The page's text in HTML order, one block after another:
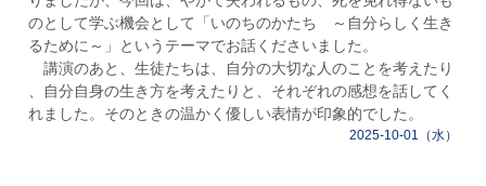
のとして学ぶ機会として「いのちのかたち ～自分らしく生き
るために～」というテーマでお話くださいました。
講演のあと、生徒たちは、自分の大切な人のことを考えたり
、自分自身の生き方を考えたりと、それぞれの感想を話してく
れました。そのときの温かく優しい表情が印象的でした。
2025-10-01（水）